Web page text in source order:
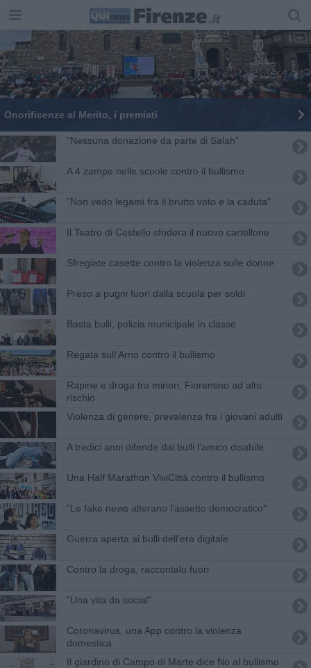
Onorificenze al Merito, i premiati
"Nessuna donazione da parte di Salah"
A 4 zampe nelle scuole contro il bullismo
"Non vedo legami fra il brutto voto e la caduta"
Il Teatro di Cestello sfodera il nuovo cartellone
Sfregiate casette contro la violenza sulle donne
Preso a pugni fuori dalla scuola per soldi
Basta bulli, polizia municipale in classe
Regata sull'Arno contro il bullismo
Rapine e droga tra minori, Fiorentino ad alto
rischio
Violenza di genere, prevalenza fra i giovani adulti
A tredici anni difende dai bulli l'amico disabile
Una Half Marathon ViviCittà contro il bullismo
"Le fake news alterano l'assetto democratico"
Guerra aperta ai bulli dell'era digitale
Contro la droga, raccontalo fuori
"Una vita da social"
Coronavirus, una App contro la violenza
domestica
Il giardino di Campo di Marte dice No al bullismo